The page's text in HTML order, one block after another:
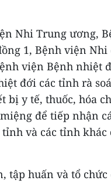
Nhi Trung ương,
1, Bệnh viện Nhi
viện Bệnh nhiệt
đới các tỉnh rà
bị y tế, thuốc, hóa
để tiếp nhận
và các tỉnh khác
tập huấn và tổ chức